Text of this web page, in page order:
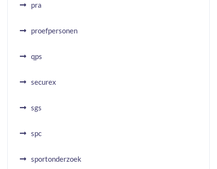
pra
proefpersonen
qps
securex
sgs
spc
sportonderzoek